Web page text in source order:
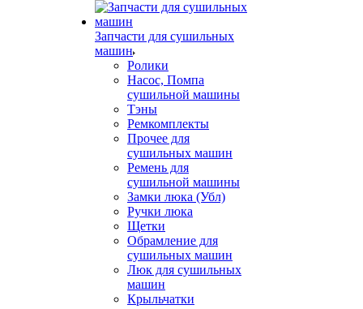
Запчасти для сушильных
машин
Ролики
Насос, Помпа
сушильной машины
Тэны
Ремкомплекты
Прочее для
сушильных машин
Ремень для
сушильной машины
Замки люка (Убл)
Ручки люка
Щетки
Обрамление для
сушильных машин
Люк для сушильных
машин
Крыльчатки